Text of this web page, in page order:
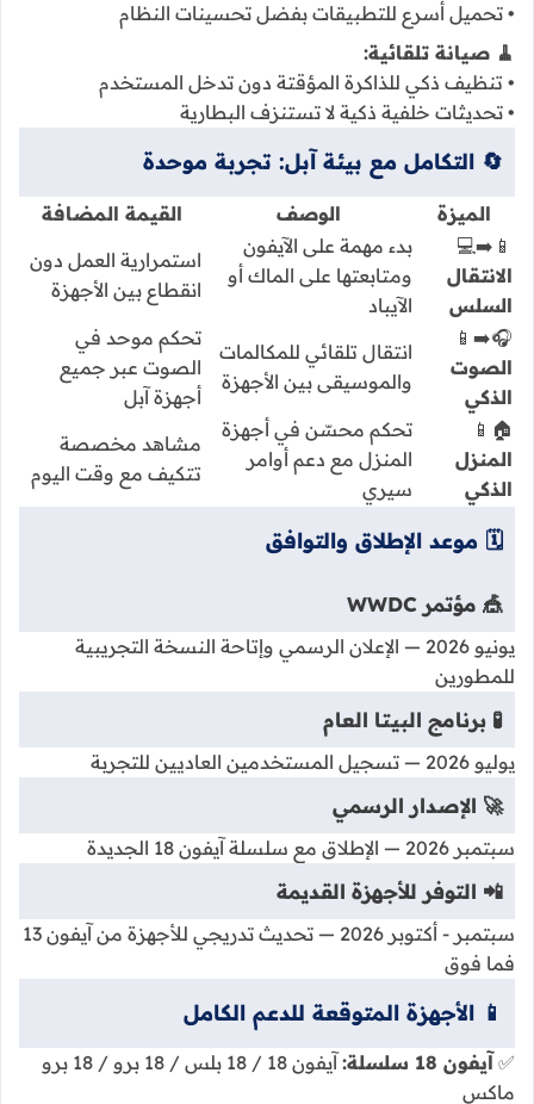
• تحميل أسرع للتطبيقات بفضل تحسينات النظام
🧹 صيانة تلقائية:
• تنظيف ذكي للذاكرة المؤقتة دون تدخل المستخدم
• تحديثات خلفية ذكية لا تستنزف البطارية
🔄 التكامل مع بيئة آبل: تجربة موحدة
الميزة الوصف
القيمة المضافة
📱➡️💻
الانتقال
السلس
بدء مهمة على الآيفون
ومتابعتها على الماك أو
الآيباد
استمرارية العمل دون
انقطاع بين الأجهزة
🎧➡️📱
الصوت
الذكي
انتقال تلقائي للمكالمات
والموسيقى بين الأجهزة
تحكم موحد في
الصوت عبر جميع
أجهزة آبل
🏠️📱
المنزل
الذكي
تحكم محسّن في أجهزة
المنزل مع دعم أوامر
سيري
مشاهد مخصصة
تتكيف مع وقت اليوم
🗓️ موعد الإطلاق والتوافق
🎪 مؤتمر WWDC
يونيو 2026 — الإعلان الرسمي وإتاحة النسخة التجريبية
للمطورين
🧪 برنامج البيتا العام
يوليو 2026 — تسجيل المستخدمين العاديين للتجربة
🚀 الإصدار الرسمي
سبتمبر 2026 — الإطلاق مع سلسلة آيفون 18 الجديدة
📲 التوفر للأجهزة القديمة
سبتمبر - أكتوبر 2026 — تحديث تدريجي للأجهزة من آيفون 13
فما فوق
📱 الأجهزة المتوقعة للدعم الكامل
✅ آيفون 18 سلسلة:
آيفون 18 / 18 بلس / 18 برو / 18 برو
ماكس